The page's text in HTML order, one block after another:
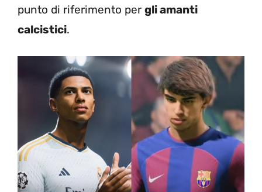
punto di riferimento per gli amanti
calcistici.